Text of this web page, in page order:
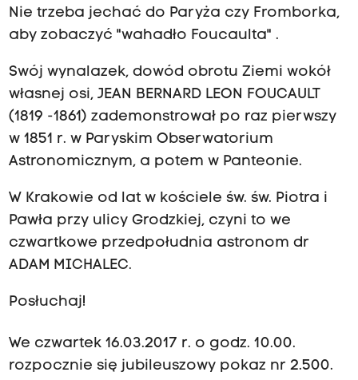
Nie trzeba jechać do Paryża czy Fromborka,
aby zobaczyć "wahadło Foucaulta" .
Swój wynalazek, dowód obrotu Ziemi wokół
własnej osi, JEAN BERNARD LEON FOUCAULT
(1819 -1861) zademonstrował po raz pierwszy
w 1851 r. w Paryskim Obserwatorium
Astronomicznym, a potem w Panteonie.
W Krakowie od lat w kościele św. św. Piotra i
Pawła przy ulicy Grodzkiej, czyni to we
czwartkowe przedpołudnia astronom dr
ADAM MICHALEC.
Posłuchaj!
We czwartek 16.03.2017 r. o godz. 10.00.
rozpocznie się jubileuszowy pokaz nr 2.500.